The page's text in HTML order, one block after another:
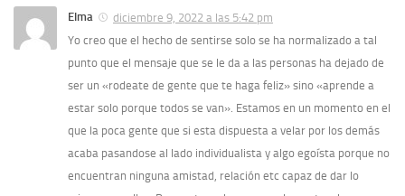
Elma
diciembre 9, 2022 a las 5:42 pm
Yo creo que el hecho de sentirse solo se ha normalizado a tal
punto que el mensaje que se le da a las personas ha dejado de
ser un «rodeate de gente que te haga feliz» sino «aprende a
estar solo porque todos se van». Estamos en un momento en el
que la poca gente que si esta dispuesta a velar por los demás
acaba pasandose al lado individualista y algo egoísta porque no
encuentran ninguna amistad, relación etc capaz de dar lo